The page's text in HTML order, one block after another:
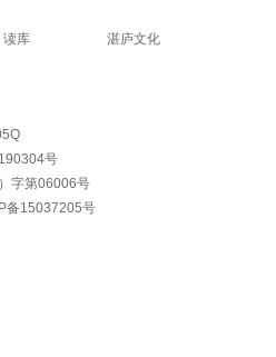
读库
湛庐文化
号
字第06006号
备15037205号